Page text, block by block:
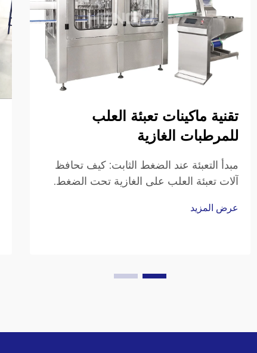
تقنية ماكينات تعبئة العلب
للمرطبات الغازية
مبدأ التعبئة عند الضغط الثابت: كيف تحافظ
آلات تعبئة العلب على الغازية تحت الضغط.
الضغط المعاكس أمراً لا غنى عنه. إن طريقة
عرض المزيد